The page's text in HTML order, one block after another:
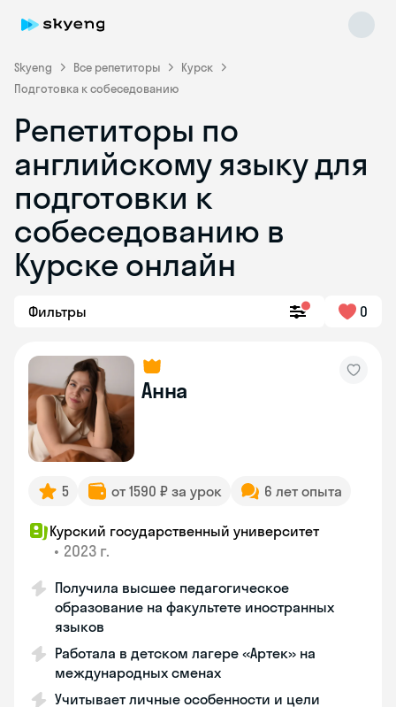
Skyeng Все репетиторы
Курск
Подготовка к собеседованию
Репетиторы по
английскому языку для
подготовки к
собеседованию в
Курске онлайн
Фильтры 0
Анна
5 от 1590 ₽ за урок 6 лет опыта
Курский государственный университет
• 2023 г.
Получила высшее педагогическое
образование на факультете иностранных
языков
Работала в детском лагере «Артек» на
международных сменах
Учитывает личные особенности и цели
Skyeng Chat